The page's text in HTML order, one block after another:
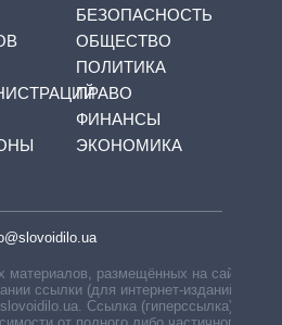
БЕЗОПАСНОСТЬ
ОБЩЕСТВО
ПОЛИТИКА
ПРАВО
ФИНАНСЫ
ЭКОНОМИКА
материалов, размещённых на сайте,
ссылки (для интернет-изданий —
Ссылка (гиперссылка)